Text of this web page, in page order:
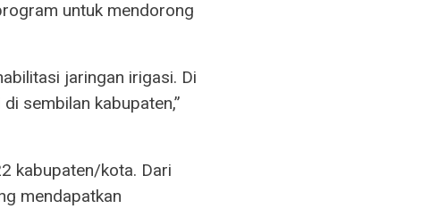
untuk mendorong
jaringan irigasi. Di
sembilan kabupaten,”
kabupaten/kota. Dari
mendapatkan